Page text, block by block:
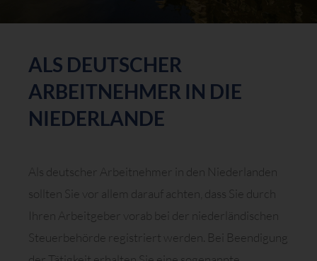
ALS DEUTSCHER
ARBEITNEHMER IN DIE
NIEDERLANDE
Als deutscher Arbeitnehmer in den Niederlanden
sollten Sie vor allem darauf achten, dass Sie durch
Ihren Arbeitgeber vorab bei der niederländischen
Steuerbehörde registriert werden. Bei Beendigung